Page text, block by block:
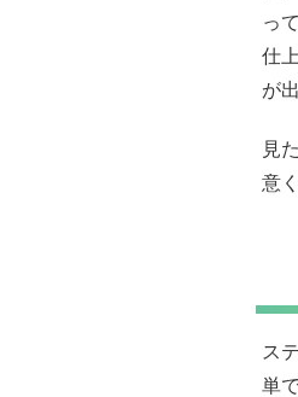
っ
仕
が
見
意
ス
単